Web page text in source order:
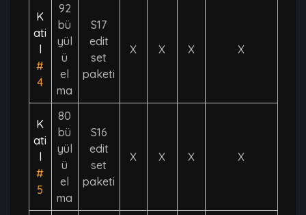
K
ati
l
#
4
92
bü
yül
ü
el
ma
S17
edit
set
paketi
X X X X
K
ati
l
#
5
80
bü
yül
ü
el
ma
S16
edit
set
paketi
X X X X